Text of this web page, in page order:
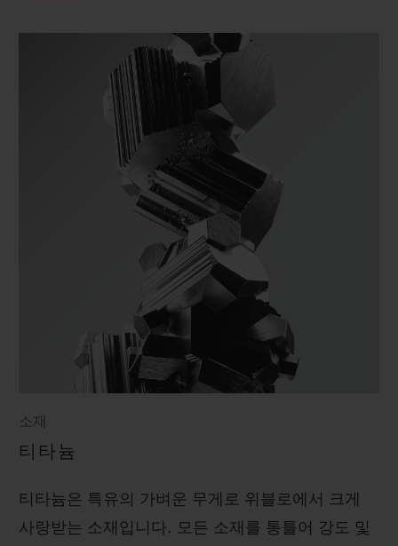
소재
티타늄
티타늄은 특유의 가벼운 무게로 위블로에서 크게
사랑받는 소재입니다. 모든 소재를 통틀어 강도 및